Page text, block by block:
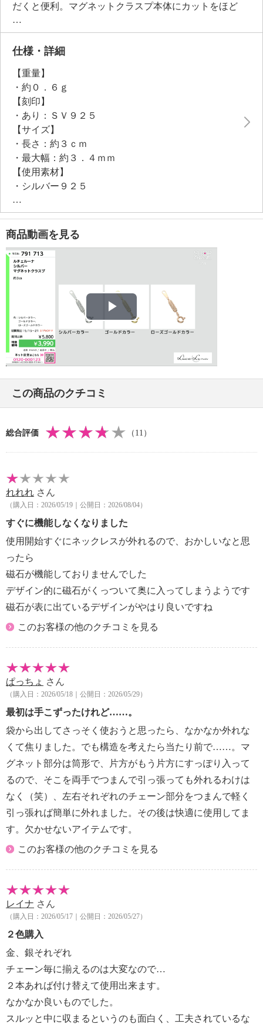
だくと便利。マグネットクラスプ本体にカットをほど
こしているため、チェーンとの一体感も生まれ、光を
集めて輝きます。
仕様・詳細
【重量】
・約０．６ｇ
【刻印】
・あり：ＳＶ９２５
【サイズ】
・長さ：約３ｃｍ
・最大幅：約３．４ｍｍ
【使用素材】
・シルバー９２５
【メッキ素材】
・材質：ロジウムコート（シルバーカラー）
・ゴールドコート（１８Ｋ）（ゴールドカラー）
・ローズゴールドコート（１８Ｋ）（ローズゴールド
カラー） 【使用（取扱い）上の注意】
＜マグネットを使用した商品について＞
・ペースメーカーなど医療用電気機器をご使用の方は
絶対に使用しないでください。
・金属アレルギーの方はご使用を避けてください。
・万が一高電圧機や電圧線を扱う場合は、必ずはずし
てください。
・磁気カードや磁気ディスクなど磁気記録物を扱う場
合は磁気部分に近づけないようにご注意ください。
【その他】
商品動画を見る
Play
この商品のクチコミ
総合評価 （11）
れれれ さん
（購入日：2026/05/19｜公開日：2026/08/04）
すぐに機能しなくなりました
使用開始すぐにネックレスが外れるので、おかしいなと思
ったら
磁石が機能しておりませんでした
デザイン的に磁石がくっついて奥に入ってしまうようです
磁石が表に出ているデザインがやはり良いですね
このお客様の他のクチコミを見る
ぱっちょ さん
（購入日：2026/05/18｜公開日：2026/05/29）
最初は手こずったけれど……。
袋から出してさっそく使おうと思ったら、なかなか外れな
くて焦りました。でも構造を考えたら当たり前で……。マ
グネット部分は筒形で、片方がもう片方にすっぽり入って
るので、そこを両手でつまんで引っ張っても外れるわけは
なく（笑）、左右それぞれのチェーン部分をつまんで軽く
引っ張れば簡単に外れました。その後は快適に使用してま
す。欠かせないアイテムです。
このお客様の他のクチコミを見る
レイナ さん
（購入日：2026/05/17｜公開日：2026/05/27）
２色購入
金、銀それぞれ
チェーン毎に揃えるのは大変なので…
２本あれば付け替えて使用出来ます。
なかなか良いものでした。
スルッと中に収まるというのも面白く、工夫されているな